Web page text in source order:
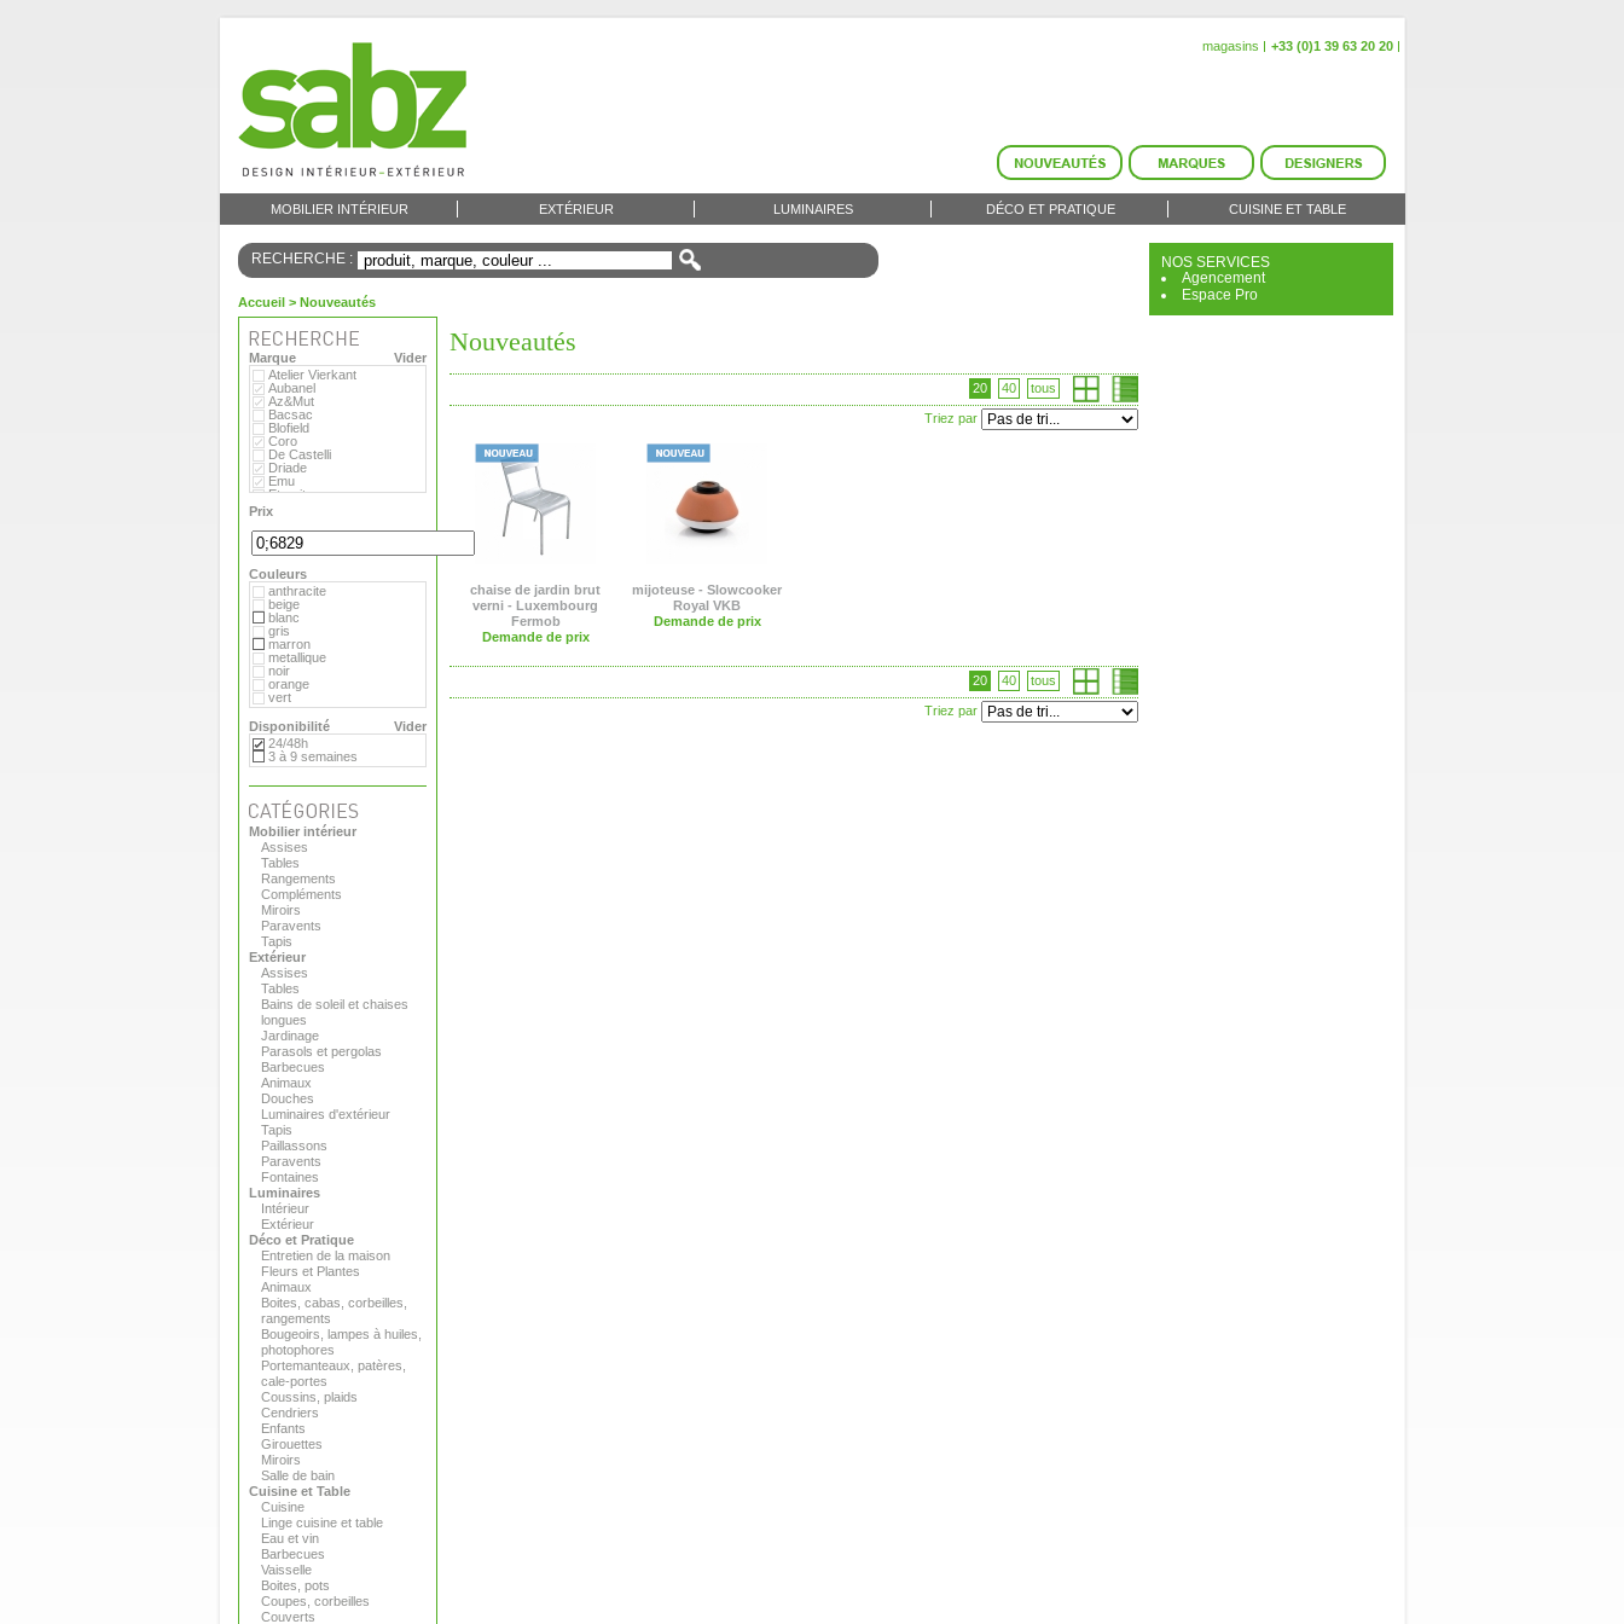
magasins +33 (0)1 39 63 20 20
MOBILIER INTÉRIEUR EXTÉRIEUR LUMINAIRES DÉCO ET PRATIQUE CUISINE ET TABLE
NOS SERVICES
Agencement
Espace Pro
RECHERCHE :
Accueil > Nouveautés
Vider
Marque
Atelier Vierkant
Aubanel
Az&Mut
Bacsac
Blofield
Coro
De Castelli
Driade
Emu
Eternit
Eva Solo
Extremis
Fermob
Flora
Gandia Blasco
Magis
Paola Lenti
Roger Pradier
Royal VKB
Serralunga
Sywawa
Tribu
Versus
Virages
Prix
Couleurs
anthracite
beige
blanc
gris
marron
metallique
noir
orange
vert
Vider
Disponibilité
24/48h
3 à 9 semaines
Mobilier intérieur
Assises
Tables
Rangements
Compléments
Miroirs
Paravents
Tapis
Extérieur
Assises
Tables
Bains de soleil et chaises
longues
Jardinage
Parasols et pergolas
Barbecues
Animaux
Douches
Luminaires d'extérieur
Tapis
Paillassons
Paravents
Fontaines
Luminaires
Intérieur
Extérieur
Déco et Pratique
Entretien de la maison
Fleurs et Plantes
Animaux
Boites, cabas, corbeilles,
rangements
Bougeoirs, lampes à huiles,
photophores
Portemanteaux, patères,
cale-portes
Coussins, plaids
Cendriers
Enfants
Girouettes
Miroirs
Salle de bain
Cuisine et Table
Cuisine
Linge cuisine et table
Eau et vin
Barbecues
Vaisselle
Boites, pots
Coupes, corbeilles
Couverts
Nouveautés
Triez par
20 40 tous
chaise de jardin brut
verni - Luxembourg
Fermob
Demande de prix
mijoteuse - Slowcooker
Royal VKB
Demande de prix
Triez par
20 40 tous